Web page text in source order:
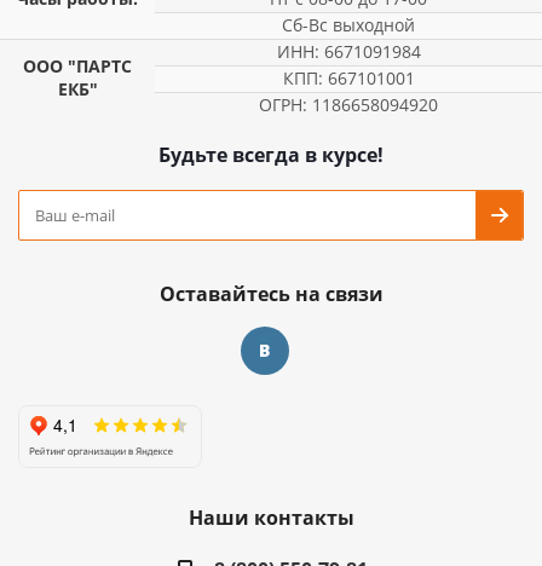
Сб-Вс выходной
ООО "ПАРТС
ЕКБ"
ИНН: 6671091984
КПП: 667101001
ОГРН: 1186658094920
Будьте всегда в курсе!
Оставайтесь на связи
Наши контакты